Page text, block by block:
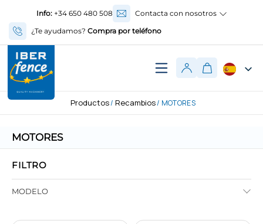
Info:+34 650 480 508
Contacta con nosotros
¿Te ayudamos? Compra por teléfono
Productos/ Recambios/ MOTORES
MOTORES
FILTRO
MODELO